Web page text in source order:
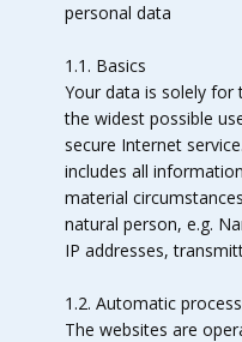
personal data
1.1. Basics
Your data is solely
the widest possible
secure Internet
includes all
material
natural person, e.g.
IP addresses,
1.2. Automatic
The websites are